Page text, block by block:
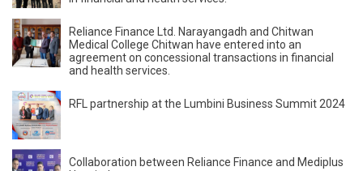
Reliance Finance Ltd. Narayangadh and Chitwan
Medical College Chitwan have entered into an
agreement on concessional transactions in financial
and health services.
RFL partnership at the Lumbini Business Summit 2024
Collaboration between Reliance Finance and Mediplus